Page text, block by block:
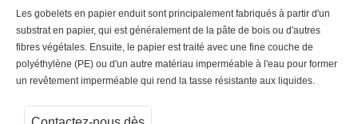
Les gobelets en papier enduit sont principalement fabriqués à partir d'un
substrat en papier, qui est généralement de la pâte de bois ou d'autres
fibres végétales. Ensuite, le papier est traité avec une fine couche de
polyéthylène (PE) ou d'un autre matériau imperméable à l'eau pour former
un revêtement imperméable qui rend la tasse résistante aux liquides.